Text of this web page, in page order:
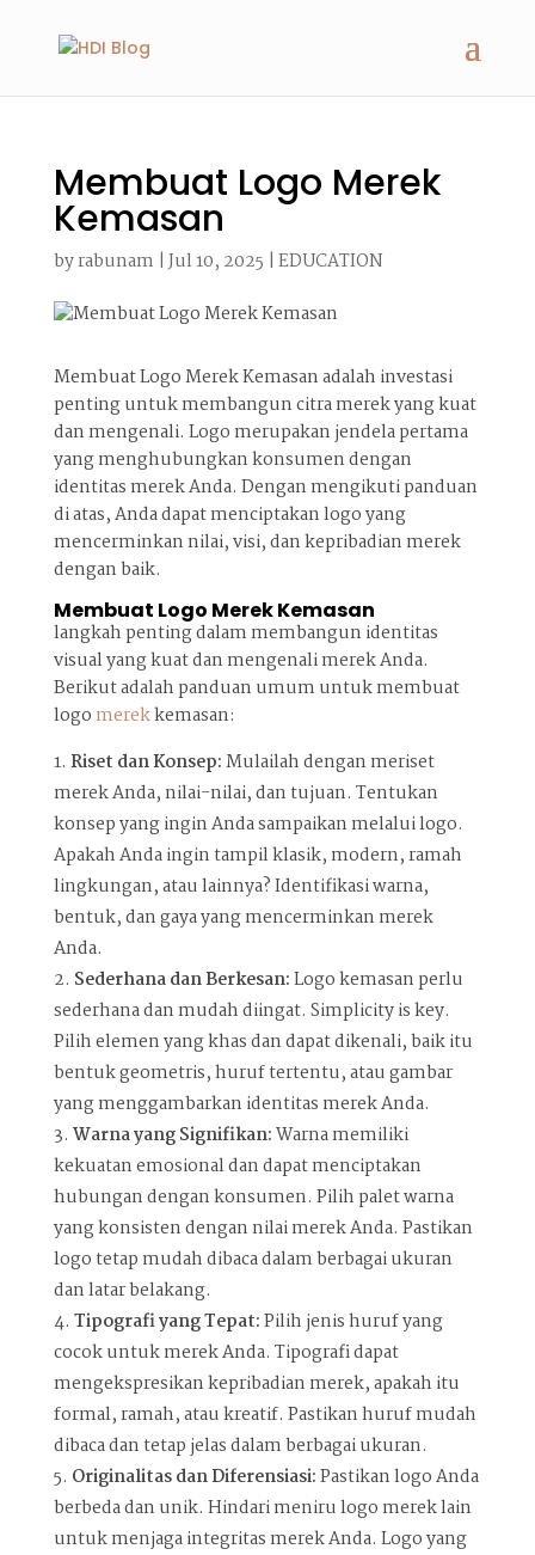
Membuat Logo Merek
Kemasan
byrabunam |Jul 10, 2025 | EDUCATION
Membuat Logo Merek Kemasan adalah investasi
penting untuk membangun citra merek yang kuat
dan mengenali. Logo merupakan jendela pertama
yang menghubungkan konsumen dengan
identitas merek Anda. Dengan mengikuti panduan
di atas, Anda dapat menciptakan logo yang
mencerminkan nilai, visi, dan kepribadian merek
dengan baik.
Membuat Logo Merek Kemasan
langkah penting dalam membangun identitas
visual yang kuat dan mengenali merek Anda.
Berikut adalah panduan umum untuk membuat
logo merekkemasan:
Riset dan Konsep:Mulailah dengan meriset
merek Anda, nilai-nilai, dan tujuan. Tentukan
konsep yang ingin Anda sampaikan melalui logo.
Apakah Anda ingin tampil klasik, modern, ramah
lingkungan, atau lainnya? Identifikasi warna,
bentuk, dan gaya yang mencerminkan merek
Anda.
Sederhana dan Berkesan:Logo kemasan perlu
sederhana dan mudah diingat. Simplicity is key.
Pilih elemen yang khas dan dapat dikenali, baik itu
bentuk geometris, huruf tertentu, atau gambar
yang menggambarkan identitas merek Anda.
Warna yang Signifikan:Warna memiliki
kekuatan emosional dan dapat menciptakan
hubungan dengan konsumen. Pilih palet warna
yang konsisten dengan nilai merek Anda. Pastikan
logo tetap mudah dibaca dalam berbagai ukuran
dan latar belakang.
Tipografi yang Tepat:Pilih jenis huruf yang
cocok untuk merek Anda. Tipografi dapat
mengekspresikan kepribadian merek, apakah itu
formal, ramah, atau kreatif. Pastikan huruf mudah
dibaca dan tetap jelas dalam berbagai ukuran.
Originalitas dan Diferensiasi:Pastikan logo Anda
berbeda dan unik. Hindari meniru logo merek lain
untuk menjaga integritas merek Anda. Logo yang